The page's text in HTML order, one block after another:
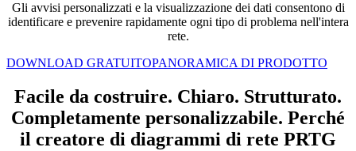
Gli avvisi personalizzati e la visualizzazione dei dati consentono di
identificare e prevenire rapidamente ogni tipo di problema nell'intera
rete.
DOWNLOAD GRATUITOPANORAMICA DI PRODOTTO
Facile da costruire. Chiaro. Strutturato.
Completamente personalizzabile. Perché
il creatore di diagrammi di rete PRTG